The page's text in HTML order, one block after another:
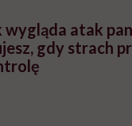
wygląda atak
gdy strach